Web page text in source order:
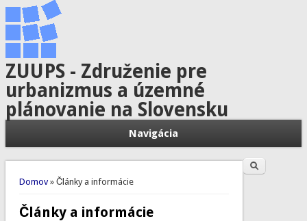
ZUUPS - Združenie pre
urbanizmus a územné
plánovanie na Slovensku
Navigácia
Nachádzate sa tu
Domov» Články a informácie
Články a informácie
Vyhľadávanie Hľadať